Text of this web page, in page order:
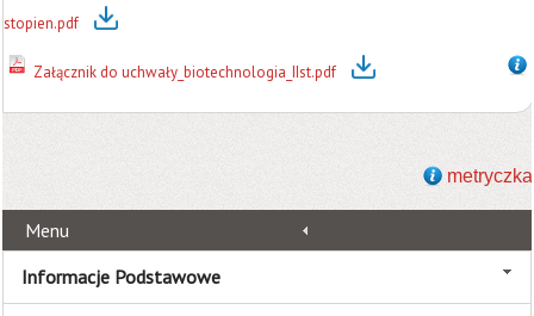
stopien.pdf
Załącznik do uchwały_biotechnologia_IIst.pdf
metryczka
Menu
Informacje Podstawowe